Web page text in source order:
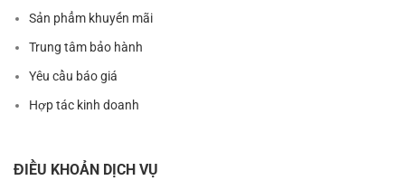
Sản phẩm khuyến mãi
Trung tâm bảo hành
Yêu cầu báo giá
Hợp tác kinh doanh
ĐIỀU KHOẢN DỊCH VỤ